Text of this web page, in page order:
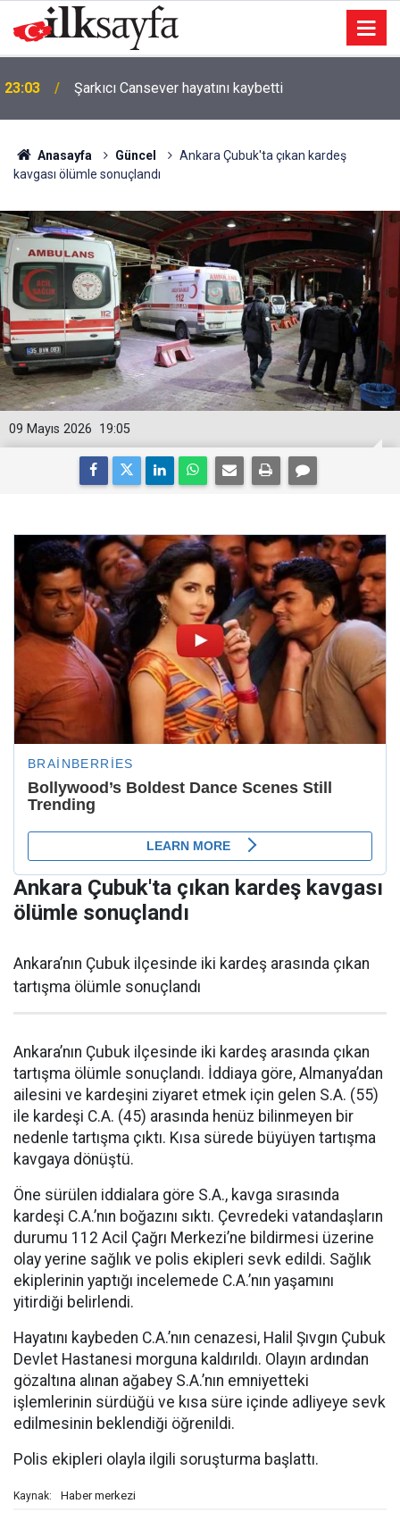
22:57 Ağaca çarpan motosikletin sürücüsü öldü
Anasayfa Güncel
Ankara Çubuk'ta çıkan kardeş
kavgası ölümle sonuçlandı
19:05
09 Mayıs 2026
Ankara Çubuk'ta çıkan kardeş kavgası
ölümle sonuçlandı
Ankara’nın Çubuk ilçesinde iki kardeş arasında çıkan
tartışma ölümle sonuçlandı
Ankara’nın Çubuk ilçesinde iki kardeş arasında çıkan
tartışma ölümle sonuçlandı. İddiaya göre, Almanya’dan
ailesini ve kardeşini ziyaret etmek için gelen S.A. (55)
ile kardeşi C.A. (45) arasında henüz bilinmeyen bir
nedenle tartışma çıktı. Kısa sürede büyüyen tartışma
kavgaya dönüştü.
Öne sürülen iddialara göre S.A., kavga sırasında
kardeşi C.A.’nın boğazını sıktı. Çevredeki vatandaşların
durumu 112 Acil Çağrı Merkezi’ne bildirmesi üzerine
olay yerine sağlık ve polis ekipleri sevk edildi. Sağlık
ekiplerinin yaptığı incelemede C.A.’nın yaşamını
yitirdiği belirlendi.
Hayatını kaybeden C.A.’nın cenazesi, Halil Şıvgın Çubuk
Devlet Hastanesi morguna kaldırıldı. Olayın ardından
gözaltına alınan ağabey S.A.’nın emniyetteki
işlemlerinin sürdüğü ve kısa süre içinde adliyeye sevk
edilmesinin beklendiği öğrenildi.
Polis ekipleri olayla ilgili soruşturma başlattı.
Kaynak: Haber merkezi